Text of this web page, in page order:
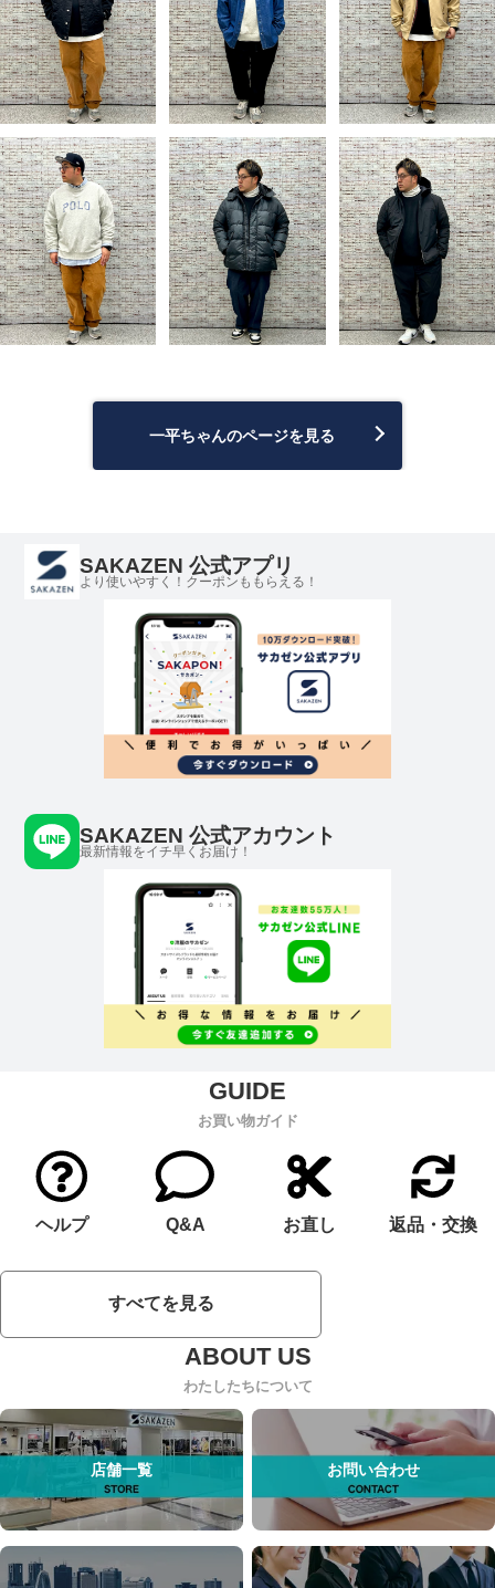
一平ちゃんのページを見る
SAKAZEN 公式アプリ
より使いやすく！クーポンももらえる！
SAKAZEN 公式アカウント
最新情報をイチ早くお届け！
お買い物ガイド
ヘルプ Q&A お直し 返品・交換
すべてを見る
わたしたちについて
店舗一覧 お問い合わせ